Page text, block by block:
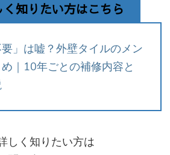
知りたい方はこちら
要」は嘘？外壁タイルのメン
｜10年ごとの補修内容と
しく知りたい方は